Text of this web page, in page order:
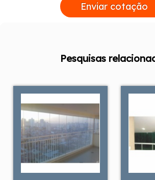
Enviar cotação
Pesquisas